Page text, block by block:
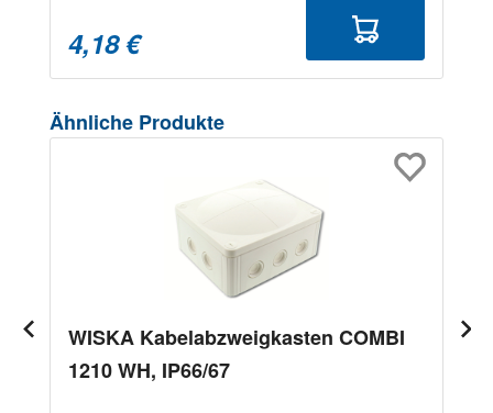
4,18 €
Produktgalerie überspringen
Ähnliche Produkte
WISKA Kabelabzweigkasten COMBI
1210 WH, IP66/67